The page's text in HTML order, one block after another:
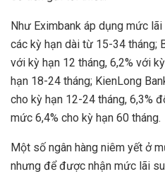
Như Eximbank áp dụng mức
các kỳ hạn dài từ 15-34 tháng;
với kỳ hạn 12 tháng, 6,2% với
hạn 18-24 tháng; KienLong
cho kỳ hạn 12-24 tháng, 6,3%
mức 6,4% cho kỳ hạn 60 tháng.
Một số ngân hàng niêm yết ở
nhưng để được nhận mức lãi